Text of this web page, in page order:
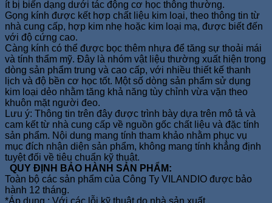
ít bị biến dạng dưới tác động cơ học thông thường.
Gọng kính được kết hợp chất liệu kim loại, theo thông tin từ
nhà cung cấp, hợp kim nhẹ hoặc kim loại mạ, được biết đến
với độ cứng cao.
Càng kính có thể được bọc thêm nhựa để tăng sự thoải mái
và tính thẩm mỹ. Đây là nhóm vật liệu thường xuất hiện trong
dòng sản phẩm trung và cao cấp, với nhiều thiết kế thanh
lịch và độ bền cơ học tốt. Một số dòng sản phẩm sử dụng
kim loại dẻo nhằm tăng khả năng tùy chỉnh vừa vặn theo
khuôn mặt người đeo.
Lưu ý: Thông tin trên đây được trình bày dựa trên mô tả và
cam kết từ nhà cung cấp về nguồn gốc chất liệu và đặc tính
sản phẩm. Nội dung mang tính tham khảo nhằm phục vụ
mục đích nhận diện sản phẩm, không mang tính khẳng định
tuyệt đối về tiêu chuẩn kỹ thuật.
QUY ĐỊNH BẢO HÀNH SẢN PHẨM:
Toàn bộ các sản phẩm của Công Ty VILANDIO được bảo
hành 12 tháng.
*Áp dụng : Với các lỗi kỹ thuật do nhà sản xuất .